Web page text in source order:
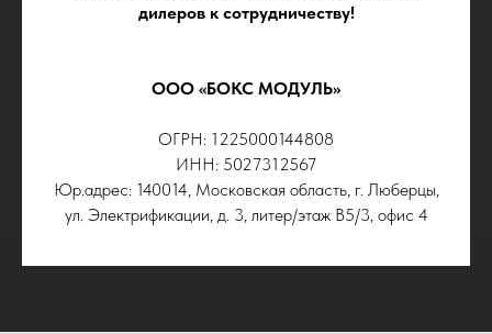
дилеров к сотрудничеству!
ООО «БОКС МОДУЛЬ»
ОГРН: 1225000144808
ИНН: 5027312567
Юр.адрес: 140014, Московская область, г. Люберцы,
ул. Электрификации, д. 3, литер/этаж В5/3, офис 4